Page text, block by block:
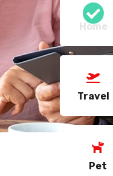
Home
Travel
Pet